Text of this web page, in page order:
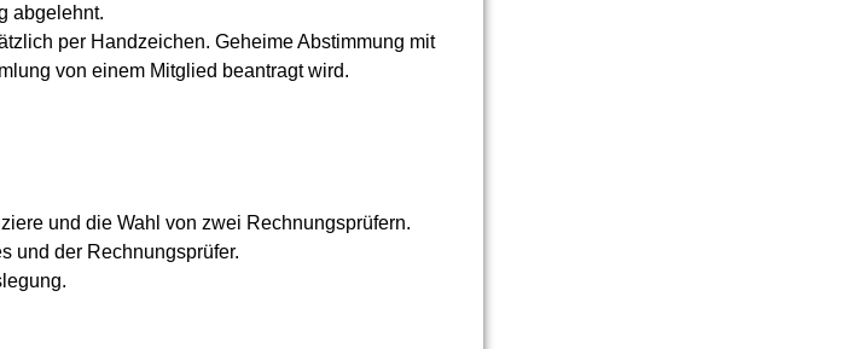
abgelehnt.
per Handzeichen. Geheime Abstimmung mit
von einem Mitglied beantragt wird.
und die Wahl von zwei Rechnungsprüfern.
und der Rechnungsprüfer.